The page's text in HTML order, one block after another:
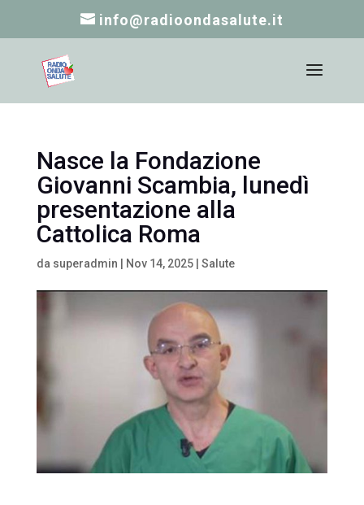
info@radioondasalute.it
Nasce la Fondazione
Giovanni Scambia, lunedì
presentazione alla
Cattolica Roma
da superadmin Nov 14, 2025| Salute